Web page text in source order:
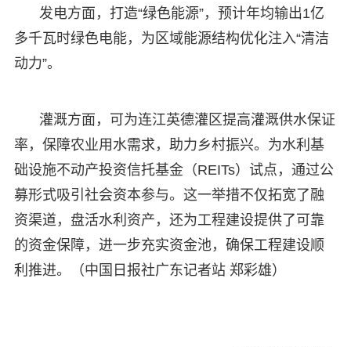
发电方面，打造“绿色能源”，预计年均输出1亿
多千瓦时绿色电能，为区域能源结构优化注入“清洁
动力”。
灌溉方面，可为连江英德灌区提高灌溉供水保证
率，保障农业用水需求，助力乡村振兴。为水利基
础设施不动产投资信托基金（REITs）试点，通过公
募形式吸引社会资本参与。这一举措不仅拓宽了融
资渠道，盘活水利资产，还为工程建设提供了可靠
的资金保障，进一步充实资金池，确保工程建设顺
利推进。（中国日报社广东记者站 郑彩雄）